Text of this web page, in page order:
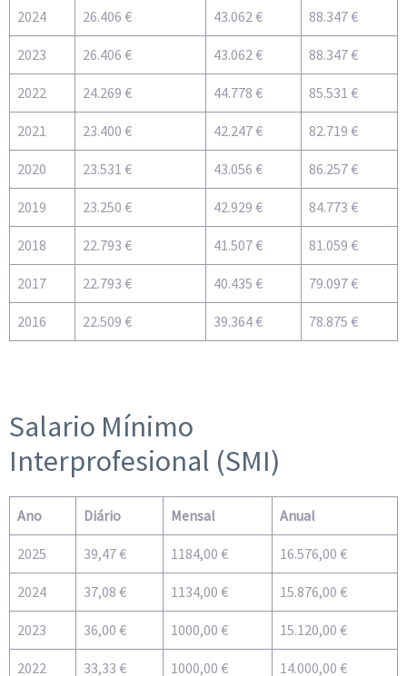
2024 26.406 € 43.062 € 88.347 €
2023 26.406 € 43.062 € 88.347 €
2022 24.269 € 44.778 € 85.531 €
2021 23.400 € 42.247 € 82.719 €
2020 23.531 € 43.056 € 86.257 €
2019 23.250 € 42.929 € 84.773 €
2018 22.793 € 41.507 € 81.059 €
2017 22.793 € 40.435 € 79.097 €
2016 22.509 € 39.364 € 78.875 €
Salario Mínimo
Interprofesional (SMI)
Ano Diário Mensal Anual
2025 39,47 € 1184,00 € 16.576,00 €
2024 37,08 € 1134,00 € 15.876,00 €
2023 36,00 € 1000,00 € 15.120,00 €
2022 33,33 € 1000,00 € 14.000,00 €